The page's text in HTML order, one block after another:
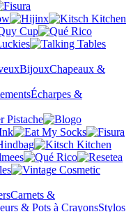
BijouxChapeaux &
Écharpes &
Carnets &
& Pots à CrayonsStylos